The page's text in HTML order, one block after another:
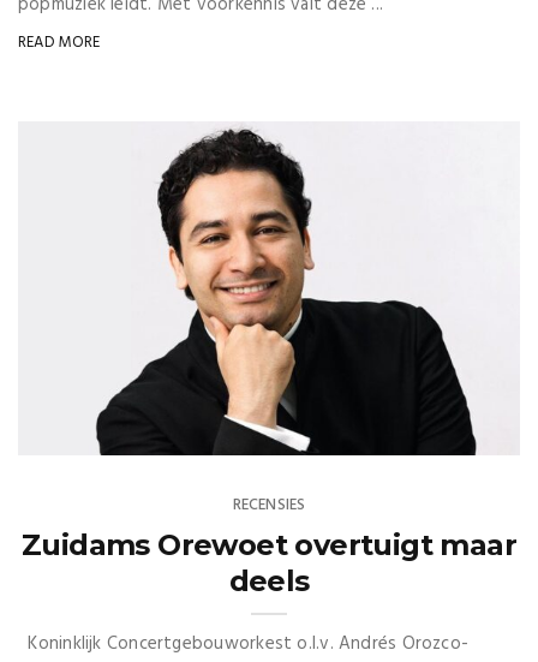
READ MORE
RECENSIES
Zuidams Orewoet overtuigt maar
deels
Koninklijk Concertgebouworkest o.l.v. Andrés Orozco-